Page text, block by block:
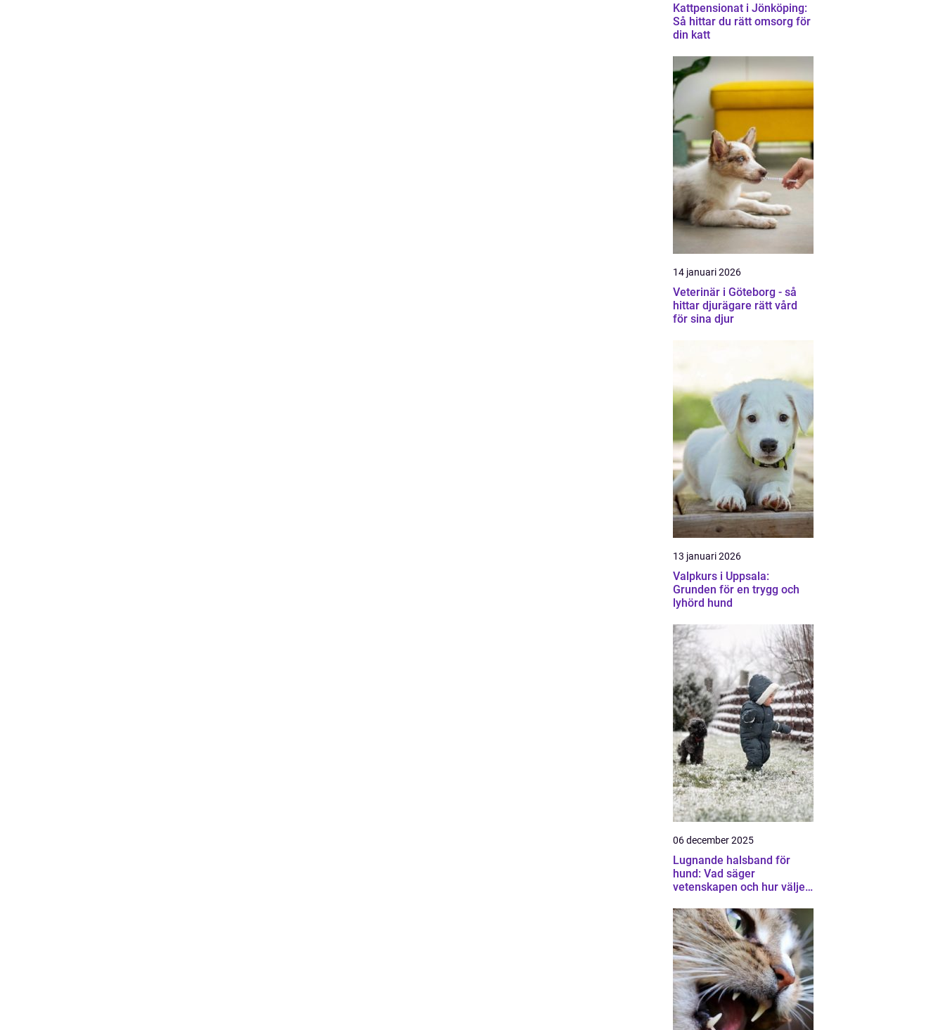
Kattpensionat i Jönköping:
Så hittar du rätt omsorg för
din katt
14 januari 2026
Veterinär i Göteborg - så
hittar djurägare rätt vård
för sina djur
13 januari 2026
Valpkurs i Uppsala:
Grunden för en trygg och
lyhörd hund
06 december 2025
Lugnande halsband för
hund: Vad säger
vetenskapen och hur väljer